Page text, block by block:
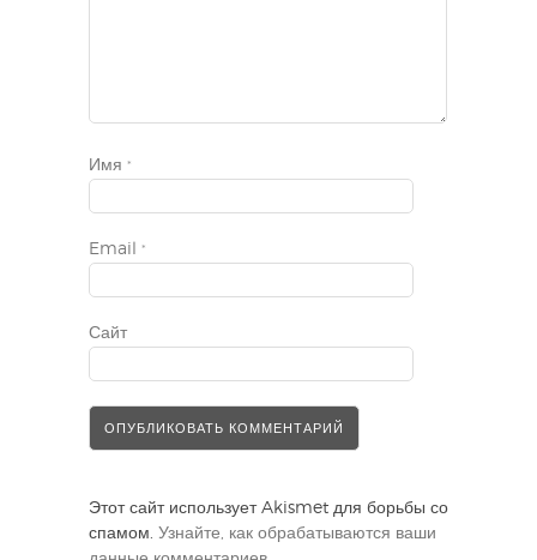
Имя *
Email *
Сайт
Этот сайт использует Akismet для борьбы со
спамом. Узнайте, как обрабатываются ваши